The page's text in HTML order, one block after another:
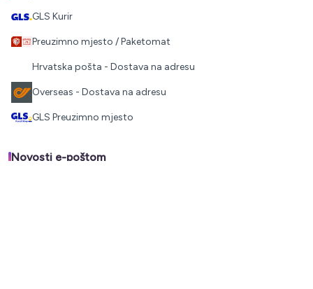
GLS Kurir
Preuzimno mjesto / Paketomat
Hrvatska pošta - Dostava na adresu
Overseas - Dostava na adresu
GLS Preuzimno mjesto
Novosti e-poštom